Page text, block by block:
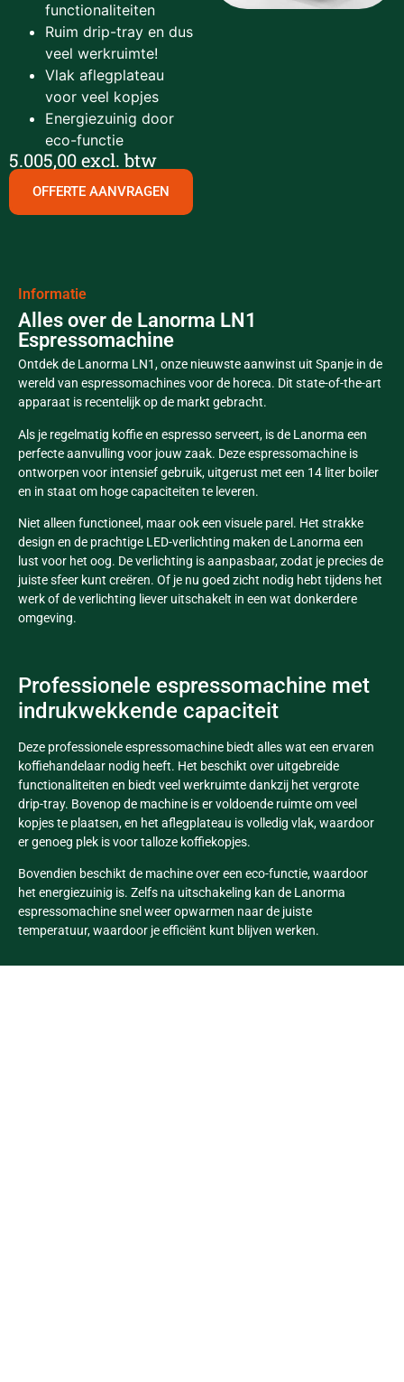
functionaliteiten
Ruim drip-tray en dus
veel werkruimte!
Vlak aflegplateau
voor veel kopjes
Energiezuinig door
eco-functie
OFFERTE AANVRAGEN
5.005,00 excl. btw
Informatie
Alles over de Lanorma LN1
Espressomachine
Ontdek de Lanorma LN1, onze nieuwste aanwinst uit Spanje in de
wereld van espressomachines voor de horeca. Dit state-of-the-art
apparaat is recentelijk op de markt gebracht.
Als je regelmatig koffie en espresso serveert, is de Lanorma een
perfecte aanvulling voor jouw zaak. Deze espressomachine is
ontworpen voor intensief gebruik, uitgerust met een 14 liter boiler
en in staat om hoge capaciteiten te leveren.
Niet alleen functioneel, maar ook een visuele parel. Het strakke
design en de prachtige LED-verlichting maken de Lanorma een
lust voor het oog. De verlichting is aanpasbaar, zodat je precies de
juiste sfeer kunt creëren. Of je nu goed zicht nodig hebt tijdens het
werk of de verlichting liever uitschakelt in een wat donkerdere
omgeving.
Professionele espressomachine met
indrukwekkende capaciteit
Deze professionele espressomachine biedt alles wat een ervaren
koffiehandelaar nodig heeft. Het beschikt over uitgebreide
functionaliteiten en biedt veel werkruimte dankzij het vergrote
drip-tray. Bovenop de machine is er voldoende ruimte om veel
kopjes te plaatsen, en het aflegplateau is volledig vlak, waardoor
er genoeg plek is voor talloze koffiekopjes.
Bovendien beschikt de machine over een eco-functie, waardoor
het energiezuinig is. Zelfs na uitschakeling kan de Lanorma
espressomachine snel weer opwarmen naar de juiste
temperatuur, waardoor je efficiënt kunt blijven werken.